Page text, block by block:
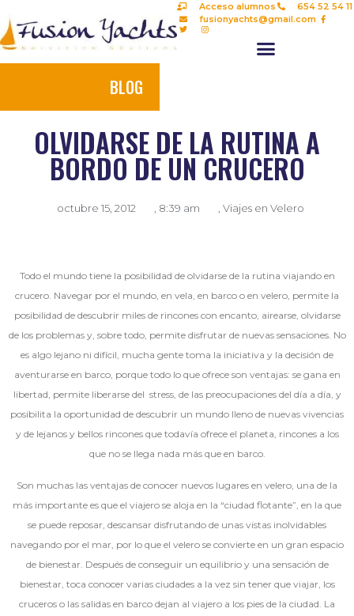
Acceso alumnos
654 52 54 11
fusionyachts@gmail.com
BLOG
OLVIDARSE DE LA RUTINA A
BORDO DE UN CRUCERO
octubre 15, 2012 8:39 am Viajes en Velero
Todo el mundo tiene la posibilidad de olvidarse de la rutina viajando en
crucero. Navegar por el mundo, en vela, en barco o en velero, permite la
posibilidad de descubrir miles de rincones con encanto, airearse, olvidarse
de los problemas y, sobre todo, permite disfrutar de nuevas sensaciones. No
es algo lejano ni difícil, mucha gente toma la iniciativa y la decisión de
aventurarse en barco, porque todo lo que ofrece son ventajas: se gana en
libertad, permite liberarse del stress, de las preocupaciones del día a día, y
posibilita la oportunidad de descubrir un mundo lleno de nuevas vivencias
y de lejanos y bellos rincones que todavía ofrece el planeta, rincones a los
que no se llega nada más que en barco.
Son muchas las ventajas de conocer nuevos lugares en velero, una de la
más importante es que el viajero se aloja en la “ciudad flotante”, en la que
se puede reposar, descansar disfrutando de unas vistas inolvidables
navegando por el mar, por lo que el velero se convierte en un gran espacio
de bienestar. Después de conseguir un equilibrio y una sensación de
bienestar, toca conocer varias ciudades a la vez sin tener que viajar, los
cruceros o las salidas en barco dejan al viajero a los pies de la ciudad. La